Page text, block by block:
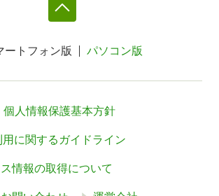
ートフォン版 パソコン版
個人情報保護基本方針
に関するガイドライン
情報の取得について